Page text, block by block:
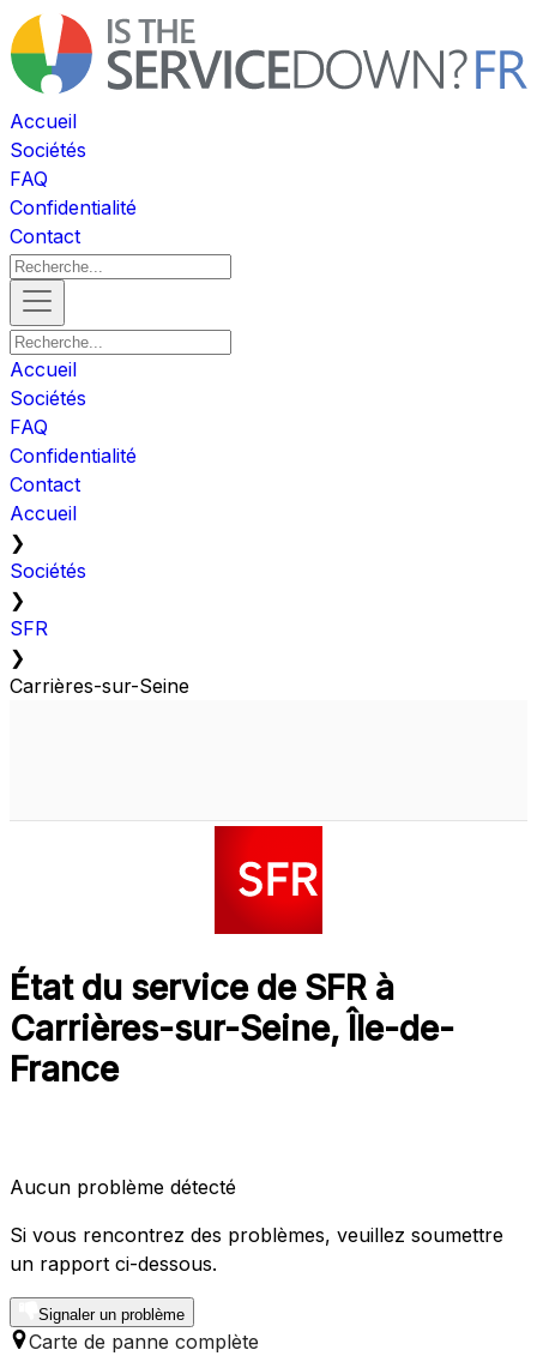
Accueil
Sociétés
FAQ
Confidentialité
Contact
Accueil
Sociétés
FAQ
Confidentialité
Contact
Accueil
❯
Sociétés
❯
SFR
❯
Carrières-sur-Seine
État du service de SFR à
Carrières-sur-Seine, Île-de-
France
Aucun problème détecté
Si vous rencontrez des problèmes, veuillez soumettre
un rapport ci-dessous.
Signaler un problème
Carte de panne complète